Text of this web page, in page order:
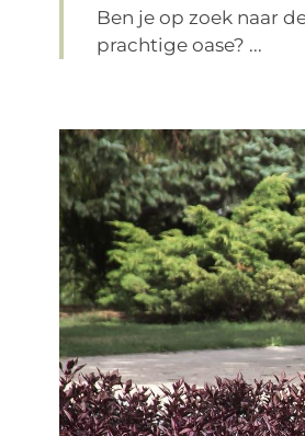
Ben je op zoek naar
prachtige oase? ...